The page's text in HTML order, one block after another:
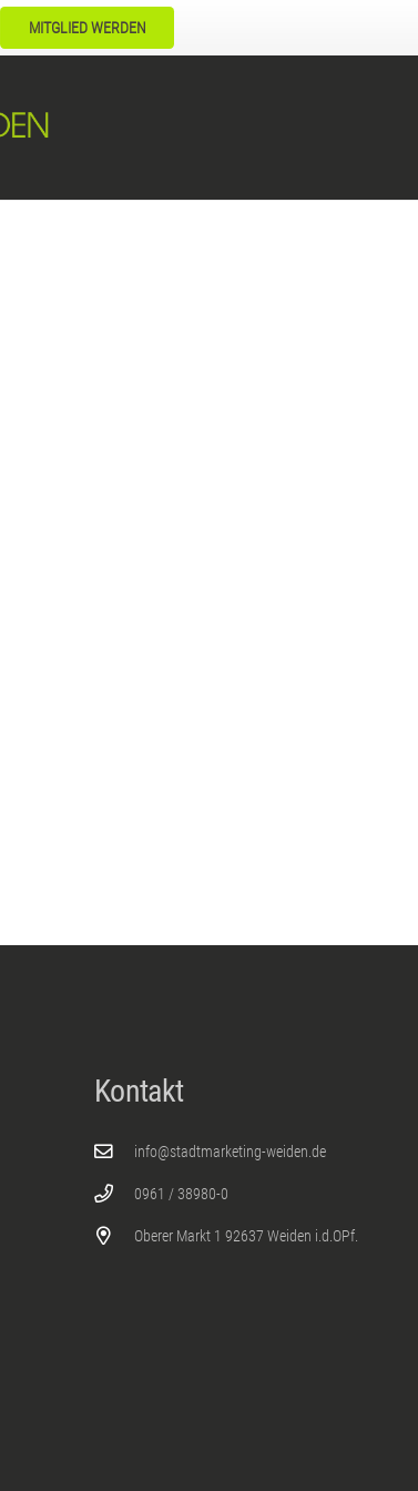
MITGLIED WERDEN
Kontakt
info@stadtmarketing-weiden.de
0961 / 38980-0
Oberer Markt 1 92637 Weiden i.d.OPf.